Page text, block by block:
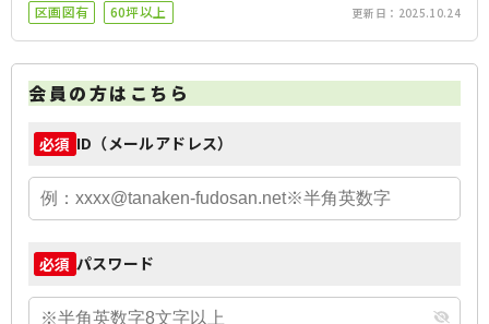
区画図有 60坪以上 更新日： 2025.10.24
会員の方はこちら
必須 ID（メールアドレス）
必須 パスワード